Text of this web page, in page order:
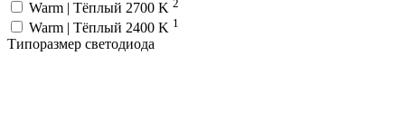
Warm | Тёплый 2700 K 2
Warm | Тёплый 2400 K 1
Типоразмер светодиода